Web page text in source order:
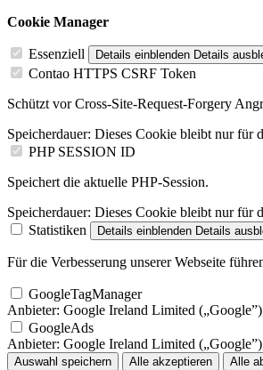
Cookie Manager
Essenziell Details einblenden Details
Contao HTTPS CSRF Token
Schützt vor Cross-Site-Request-Forgery
Speicherdauer: Dieses Cookie bleibt nur für
PHP SESSION ID
Speichert die aktuelle PHP-Session.
Speicherdauer: Dieses Cookie bleibt nur für
Statistiken
Details einblenden Details
Für die Verbesserung unserer Webseite
GoogleTagManager
Anbieter: Google Ireland Limited
GoogleAds
Anbieter: Google Ireland Limited
Auswahl speichern Alle akzeptieren Alle